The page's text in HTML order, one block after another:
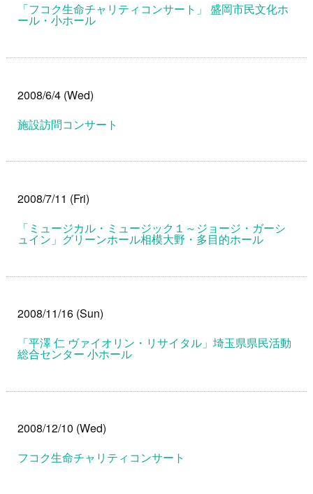
「フコク生命チャリティコンサート」 盛岡市民文化ホ
ール・小ホール
2008/6/4 (Wed)
施設訪問コンサート
2008/7/11 (Fri)
「ミュージカル・ミュージック１～ジョージ・ガーシ
ュイン」グリーンホール相模大野・多目的ホール
2008/11/16 (Sun)
「平澤 仁 ヴァイオリン・リサイタル」埼玉県県民活動
総合センター 小ホール
2008/12/10 (Wed)
フコク生命チャリティコンサート